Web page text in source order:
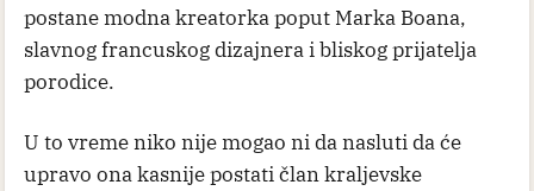
postane modna kreatorka poput Marka Boana,
slavnog francuskog dizajnera i bliskog prijatelja
porodice.
U to vreme niko nije mogao ni da nasluti da će
upravo ona kasnije postati član kraljevske